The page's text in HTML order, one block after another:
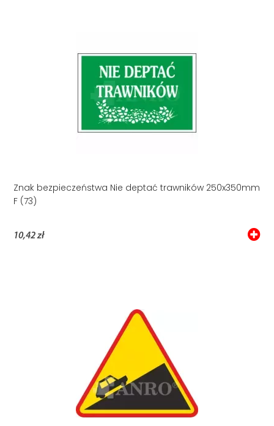
Znak bezpieczeństwa Nie deptać trawników 250x350mm
F (73)
10,42 zł